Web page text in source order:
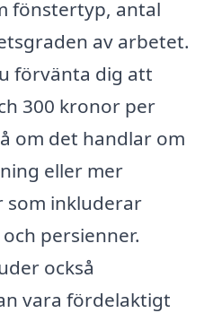
fönstertyp, antal
av arbetet.
förvänta dig att
300 kronor per
om det handlar om
eller mer
inkluderar
persienner.
också
vara fördelaktigt